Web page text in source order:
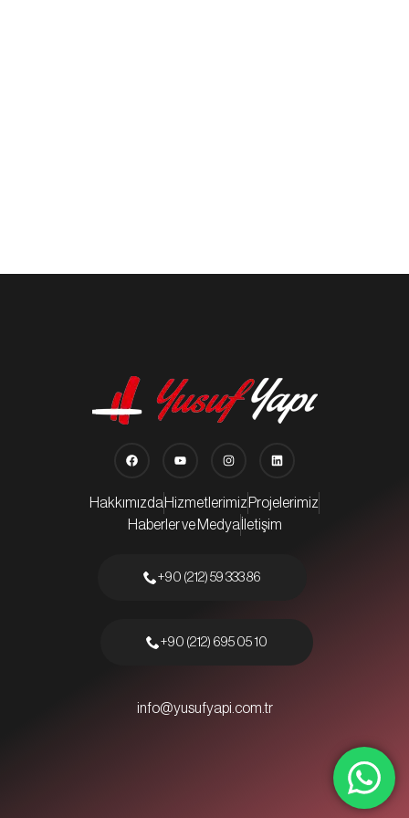
Hakkımızda Hizmetlerimiz Projelerimiz
Haberler ve Medya İletişim
+90 (212) 59 333 86
+90 (212) 695 05 10
info@yusufyapi.com.tr